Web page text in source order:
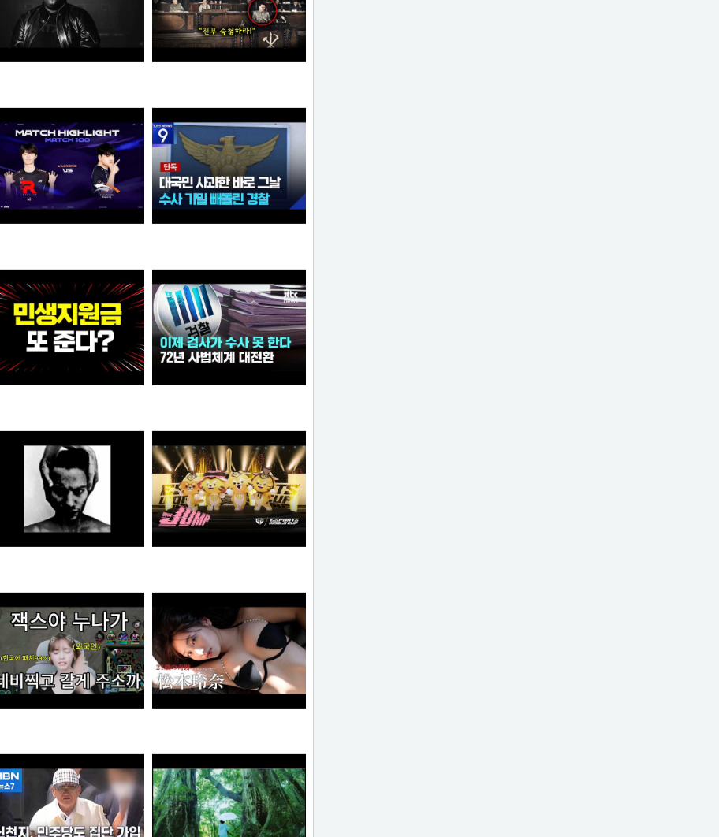
소주반샷
오타쿠
물음표
크롬
이영자
가습기
극혐
오타쿠
타짜신정환